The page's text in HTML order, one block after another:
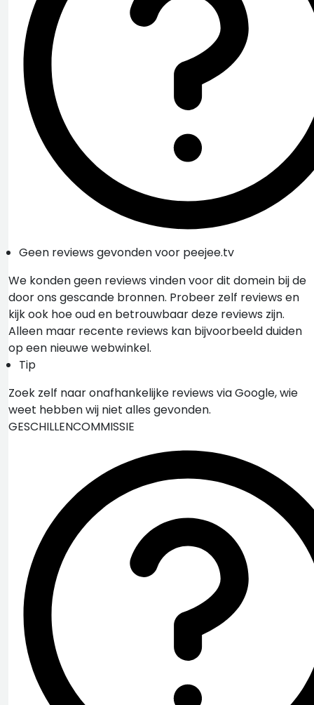
Geen reviews gevonden voor peejee.tv
We konden geen reviews vinden voor dit domein bij de
door ons gescande bronnen. Probeer zelf reviews en
kijk ook hoe oud en betrouwbaar deze reviews zijn.
Alleen maar recente reviews kan bijvoorbeeld duiden
op een nieuwe webwinkel.
Tip
Zoek zelf naar onafhankelijke reviews via Google, wie
weet hebben wij niet alles gevonden.
GESCHILLENCOMMISSIE